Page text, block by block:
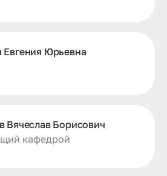
Юрьевна
Вячеслав Борисович
кафедрой